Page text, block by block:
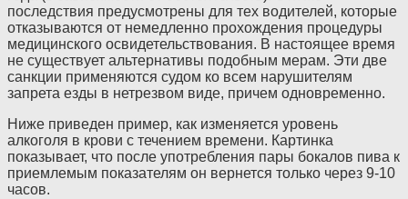
последствия предусмотрены для тех водителей, которые
отказываются от немедленно прохождения процедуры
медицинского освидетельствования. В настоящее время
не существует альтернативы подобным мерам. Эти две
санкции применяются судом ко всем нарушителям
запрета езды в нетрезвом виде, причем одновременно.
Ниже приведен пример, как изменяется уровень
алкоголя в крови с течением времени. Картинка
показывает, что после употребления пары бокалов пива к
приемлемым показателям он вернется только через 9-10
часов.